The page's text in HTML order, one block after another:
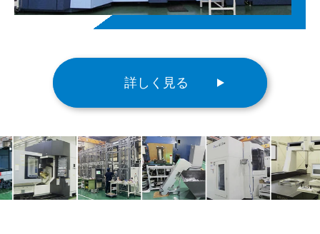
詳しく見る